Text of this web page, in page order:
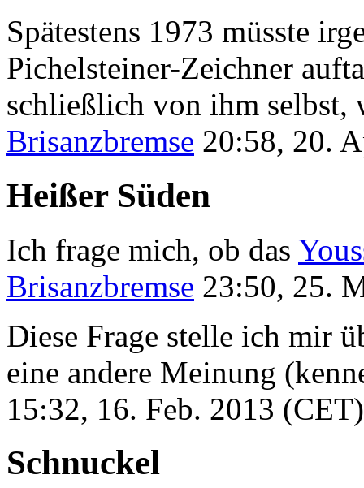
Spätestens 1973 müsste
Pichelsteiner-Zeichner
schließlich von ihm
Brisanzbremse 20:58, 20.
Heißer Süden
Ich frage mich, ob das
Brisanzbremse 23:50, 25.
Diese Frage stelle ich mir
eine andere Meinung
15:32, 16. Feb. 2013 (CET)
Schnuckel